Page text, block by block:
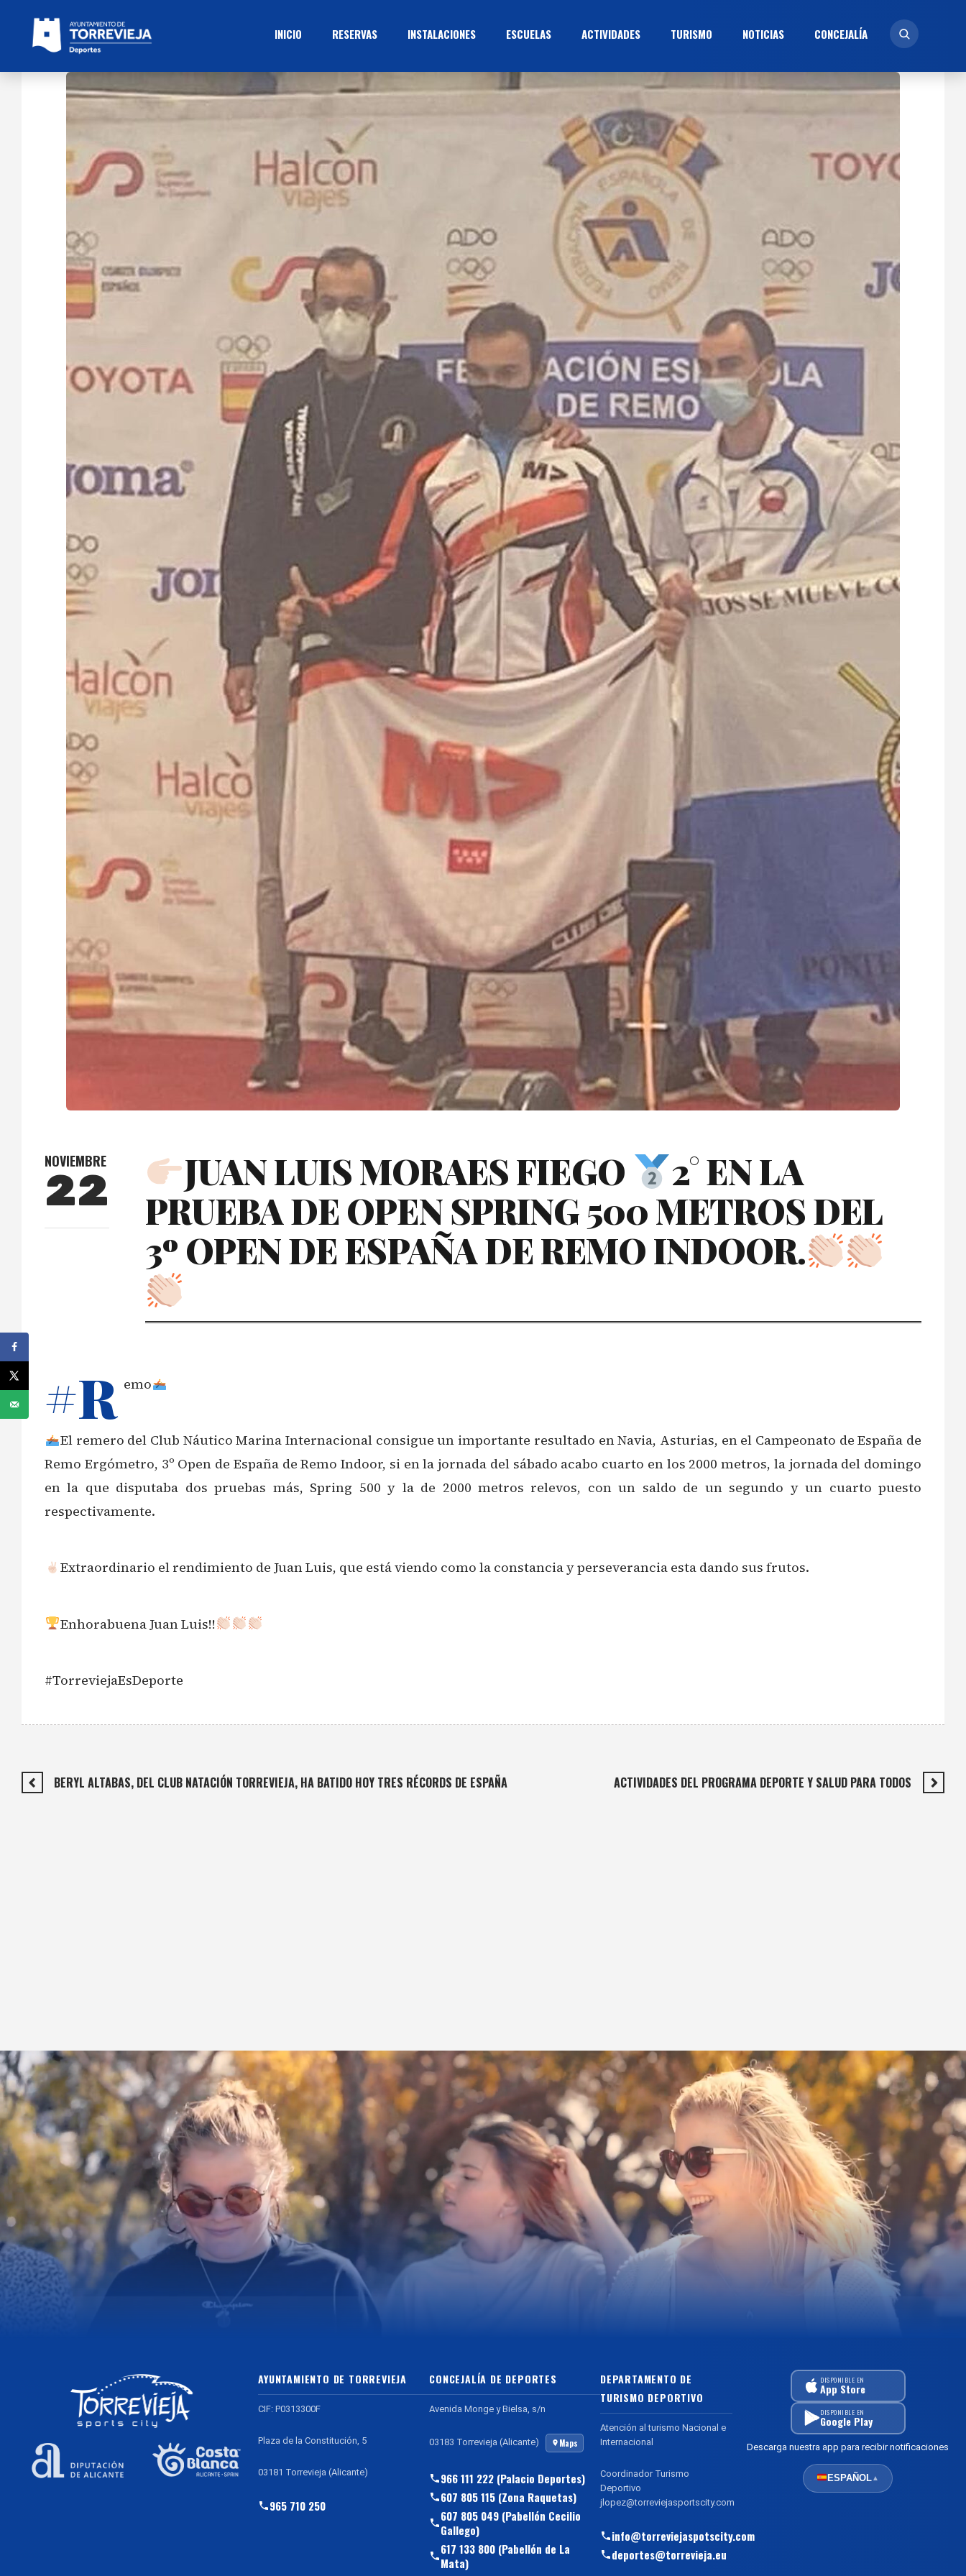
INICIO RESERVAS INSTALACIONES ESCUELAS ACTIVIDADES TURISMO NOTICIAS CONCEJALÍ­A
NOVIEMBRE
22 JUAN LUIS MORAES FIEGO
2° EN LA
PRUEBA DE OPEN SPRING 500 METROS DEL
3º OPEN DE ESPAÑA DE REMO INDOOR.
#R emo
El remero del Club Náutico Marina Internacional consigue un importante resultado en Navia, Asturias, en el Campeonato de España de
Remo Ergómetro, 3º Open de España de Remo Indoor, si en la jornada del sábado acabo cuarto en los 2000 metros, la jornada del domingo
en la que disputaba dos pruebas más, Spring 500 y la de 2000 metros relevos, con un saldo de un segundo y un cuarto puesto
respectivamente.
Extraordinario el rendimiento de Juan Luis, que está viendo como la constancia y perseverancia esta dando sus frutos.
Enhorabuena Juan Luis!!
#TorreviejaEsDeporte
ACTIVIDADES DEL PROGRAMA DEPORTE Y SALUD PARA TODOS
BERYL ALTABAS, DEL CLUB NATACIÓN TORREVIEJA, HA BATIDO HOY TRES RÉCORDS DE ESPAÑA
AYUNTAMIENTO DE TORREVIEJA
CIF: P0313300F
Plaza de la Constitución, 5
03181 Torrevieja (Alicante)
965 710 250
CONCEJALÍA DE DEPORTES
Avenida Monge y Bielsa, s/n
03183 Torrevieja (Alicante) Maps
966 111 222 (Palacio Deportes)
607 805 115 (Zona Raquetas)
607 805 049 (Pabellón Cecilio
Gallego)
617 133 800 (Pabellón de La
Mata)
DEPARTAMENTO DE
TURISMO DEPORTIVO
Atención al turismo Nacional e
Internacional
Coordinador Turismo
Deportivo
jlopez@torreviejasportscity.com
info@torreviejaspotscity.com
deportes@torrevieja.eu
DISPONIBLE EN
App Store
DISPONIBLE EN
Google Play
Descarga nuestra app para recibir notificaciones
ESPAÑOL▲